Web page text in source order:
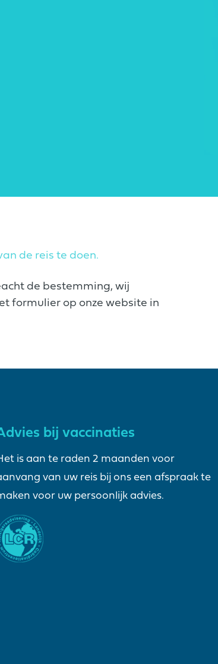
de reis te doen.
de bestemming, wij
formulier op onze website in
bij vaccinaties
is aan te raden 2 maanden voor
van uw reis bij ons een afspraak te
voor uw persoonlijk advies.